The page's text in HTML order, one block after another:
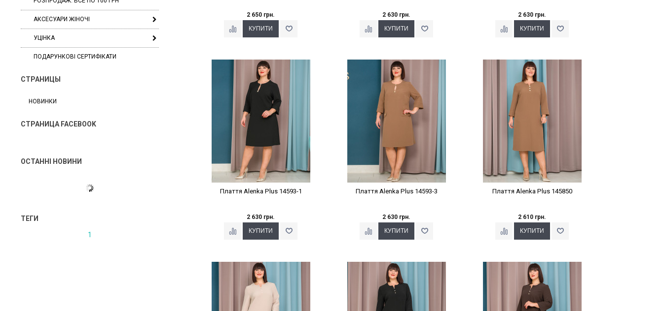
АКСЕСУАРИ ЖІНОЧІ
УЦІНКА
ПОДАРУНКОВІ СЕРТИФІКАТИ
СТРАНИЦЫ
НОВИНКИ
СТРАНИЦА FACEBOOK
ОСТАННІ НОВИНИ
ТЕГИ
1
2 650 грн. 2 630 грн. 2 630 грн.
Наклейки Варіант з %
Плаття Alenka Plus 14593-1
2 630 грн.
Наклейки Варіант з %
Плаття Alenka Plus 14593-3
2 630 грн.
Наклейки Варіант з %
Плаття Alenka Plus 145850
2 610 грн.
Наклейки Варіант з % Наклейки Варіант з % Наклейки Варіант з %